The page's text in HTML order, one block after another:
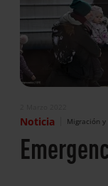
Noticia Migración y